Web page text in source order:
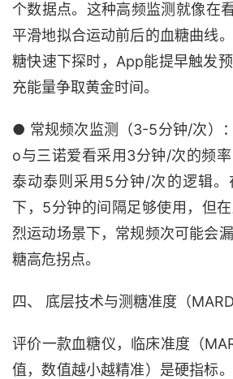
个数据点。这种高频监测就像在
平滑地拟合运动前后的血糖曲线
糖快速下探时，App能提早触发
充能量争取黄金时间。
● 常规频次监测（3-5分钟/次）
o与三诺爱看采用3分钟/次的频
泰动泰则采用5分钟/次的逻辑。
下，5分钟的间隔足够使用，但
烈运动场景下，常规频次可能会
糖高危拐点。
四、 底层技术与测糖准度（
评价一款血糖仪，临床准度（
值，数值越小越精准）是硬指标